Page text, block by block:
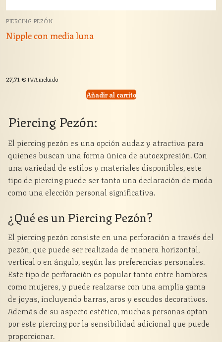
PIERCING PEZÓN
Nipple con media luna
27,71€ IVA incluido
Añadir al carrito
Piercing Pezón:
El piercing pezón es una opción audaz y atractiva para
quienes buscan una forma única de autoexpresión. Con
una variedad de estilos y materiales disponibles, este
tipo de piercing puede ser tanto una declaración de moda
como una elección personal significativa.
¿Qué es un Piercing Pezón?
El piercing pezón consiste en una perforación a través del
pezón, que puede ser realizada de manera horizontal,
vertical o en ángulo, según las preferencias personales.
Este tipo de perforación es popular tanto entre hombres
como mujeres, y puede realzarse con una amplia gama
de joyas, incluyendo barras, aros y escudos decorativos.
Además de su aspecto estético, muchas personas optan
por este piercing por la sensibilidad adicional que puede
proporcionar.